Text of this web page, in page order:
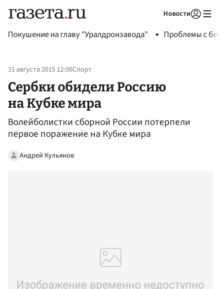
Новости
Покушение на главу "Уралдронзавода" Проблемы с
31 августа 2015 12:06Спорт
Сербки обидели Россию
на Кубке мира
Волейболистки сборной России потерпели
первое поражение на Кубке мира
Андрей Кульянов